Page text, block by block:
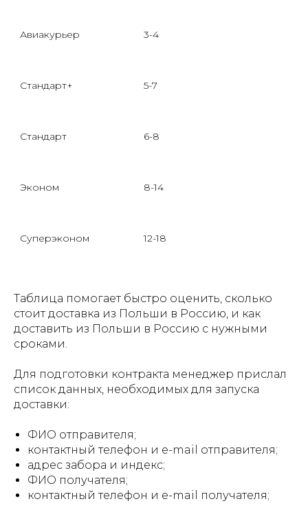
3-4
Стандарт+ 5-7
6-8
Эконом 8-14
Суперэконом 12-18
Таблица помогает быстро оценить, сколько
стоит доставка из Польши в Россию, и как
доставить из Польши в Россию с нужными
сроками.
Для подготовки контракта менеджер прислал
список данных, необходимых для запуска
доставки:
ФИО отправителя;
контактный телефон и e-mail отправителя;
адрес забора и индекс;
ФИО получателя;
контактный телефон и e-mail получателя;